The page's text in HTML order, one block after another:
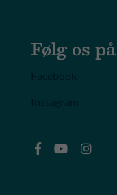
Følg os på